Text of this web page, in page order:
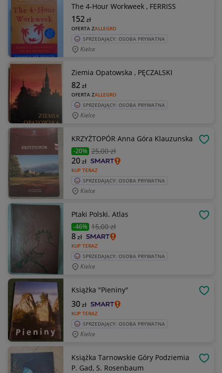
The 4-Hour Workweek , FERRISS
OFERTA ZALLEGRO
152zł
SPRZEDAJĄCY: OSOBA PRYWATNA
Kielce
Ziemia Opatowska , PĘCZALSKI
OFERTA ZALLEGRO
82zł
SPRZEDAJĄCY: OSOBA PRYWATNA
Kielce
KRZYŻTOPÓR Anna Góra Klauzunska
-20% 25,00 zł
KUP TERAZ
20zł
SPRZEDAJĄCY: OSOBA PRYWATNA
Kielce
Ptaki Polski. Atlas
-46% 15,00 zł
KUP TERAZ
8zł
SPRZEDAJĄCY: OSOBA PRYWATNA
Kielce
Książka "Pieniny"
KUP TERAZ
30zł
SPRZEDAJĄCY: OSOBA PRYWATNA
Kielce
Książka Tarnowskie Góry Podziemia
P. Gad, S. Rosenbaum